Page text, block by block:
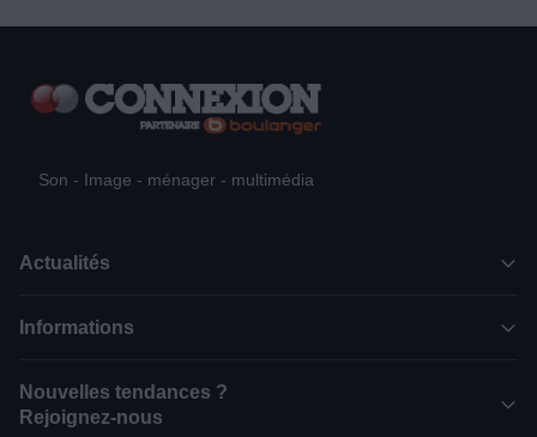
Son - Image - ménager - multimédia
Actualités
Informations
Nouvelles tendances ?
Rejoignez-nous